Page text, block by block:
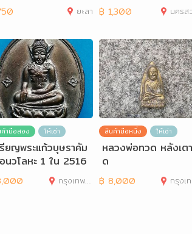
ยะลา ฿ 1,300 นครสว
ามือสอง ให้เช่า
ยญพระแก้วบุษราคัม
นวโลหะ 1 ใน 2516
ยญ
กรุงเทพมหานคร
สินค้ามือหนึ่ง ให้เช่า
หลวงพ่อทวด หลังเต
ด
฿ 8,000 กรุงเทพมห